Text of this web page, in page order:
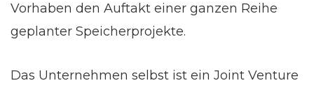
Vorhaben den Auftakt einer ganzen Reihe
geplanter Speicherprojekte.
Das Unternehmen selbst ist ein Joint Venture